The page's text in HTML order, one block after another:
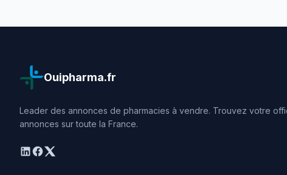
Ouipharma.fr
Leader des annonces de pharmacies à vendre. Trouvez votre
annonces sur toute la France.
linkedin
facebook
twitter